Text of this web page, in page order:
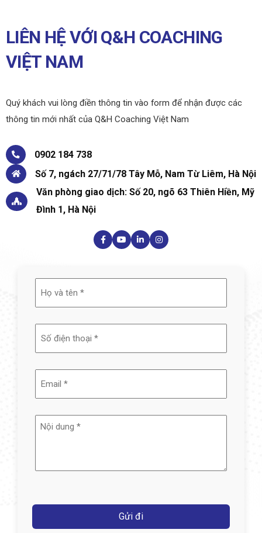
LIÊN HỆ VỚI Q&H COACHING
VIỆT NAM
Quý khách vui lòng điền thông tin vào form để nhận được các
thông tin mới nhất của Q&H Coaching Việt Nam
0902 184 738
Số 7, ngách 27/71/78 Tây Mỗ, Nam Từ Liêm, Hà Nội
Văn phòng giao dịch: Số 20, ngõ 63 Thiên Hiền, Mỹ
Đình 1, Hà Nội
tên
(Required)
Nội